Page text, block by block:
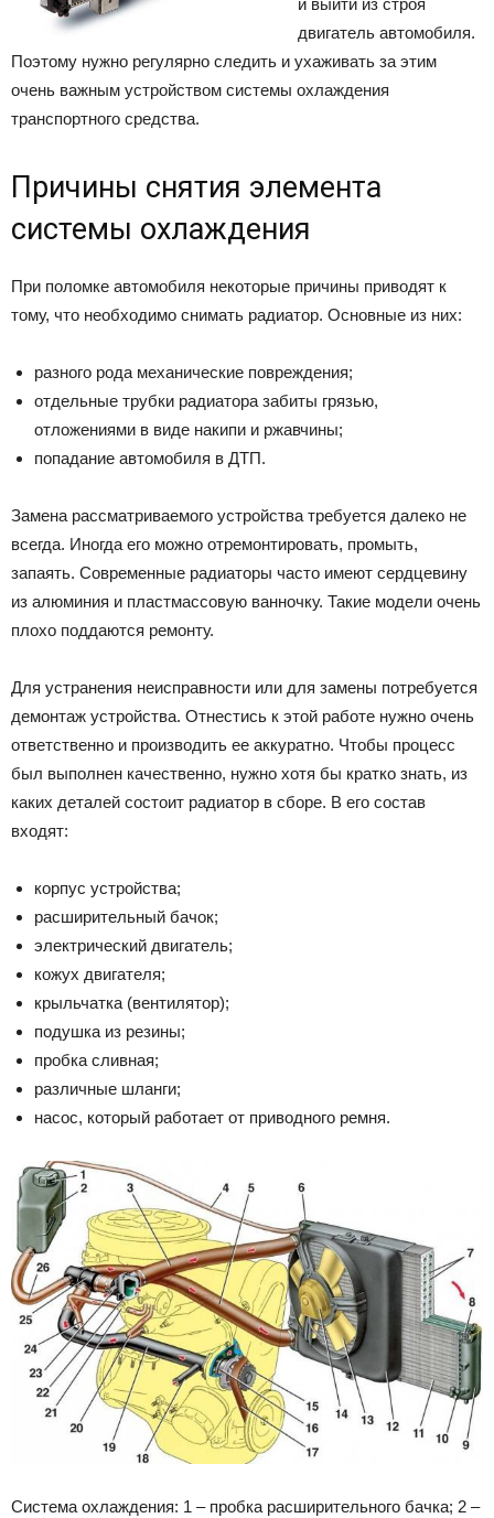
двигатель автомобиля.
Поэтому нужно регулярно следить и ухаживать за этим
очень важным устройством системы охлаждения
транспортного средства.
Причины снятия элемента
системы охлаждения
При поломке автомобиля некоторые причины приводят к
тому, что необходимо снимать радиатор. Основные из них:
разного рода механические повреждения;
отдельные трубки радиатора забиты грязью,
отложениями в виде накипи и ржавчины;
попадание автомобиля в ДТП.
Замена рассматриваемого устройства требуется далеко не
всегда. Иногда его можно отремонтировать, промыть,
запаять. Современные радиаторы часто имеют сердцевину
из алюминия и пластмассовую ванночку. Такие модели очень
плохо поддаются ремонту.
Для устранения неисправности или для замены потребуется
демонтаж устройства. Отнестись к этой работе нужно очень
ответственно и производить ее аккуратно. Чтобы процесс
был выполнен качественно, нужно хотя бы кратко знать, из
каких деталей состоит радиатор в сборе. В его состав
входят:
корпус устройства;
расширительный бачок;
электрический двигатель;
кожух двигателя;
крыльчатка (вентилятор);
подушка из резины;
пробка сливная;
различные шланги;
насос, который работает от приводного ремня.
Система охлаждения: 1 – пробка расширительного бачка; 2 –